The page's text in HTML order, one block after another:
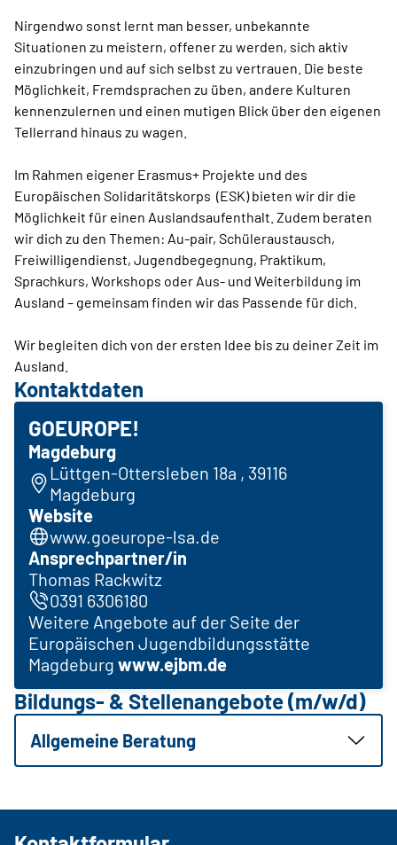
Nirgendwo sonst lernt man besser, unbekannte
Situationen zu meistern, offener zu werden, sich aktiv
einzubringen und auf sich selbst zu vertrauen. Die beste
Möglichkeit, Fremdsprachen zu üben, andere Kulturen
kennenzulernen und einen mutigen Blick über den eigenen
Tellerrand hinaus zu wagen.
Im Rahmen eigener Erasmus+ Projekte und des
Europäischen Solidaritätskorps (ESK) bieten wir dir die
Möglichkeit für einen Auslandsaufenthalt. Zudem beraten
wir dich zu den Themen: Au-pair, Schüleraustausch,
Freiwilligendienst, Jugendbegegnung, Praktikum,
Sprachkurs, Workshops oder Aus- und Weiterbildung im
Ausland – gemeinsam finden wir das Passende für dich.
Wir begleiten dich von der ersten Idee bis zu deiner Zeit im
Ausland.
Kontaktdaten
GOEUROPE!
Magdeburg
Lüttgen-Ottersleben 18a , 39116
Magdeburg
Website
www.goeurope-lsa.de
Ansprechpartner/in
Thomas Rackwitz
0391 6306180
Weitere Angebote auf der Seite der
Europäischen Jugendbildungsstätte
Magdeburg www.ejbm.de
Bildungs- & Stellenangebote (m/w/d)
Allgemeine Beratung